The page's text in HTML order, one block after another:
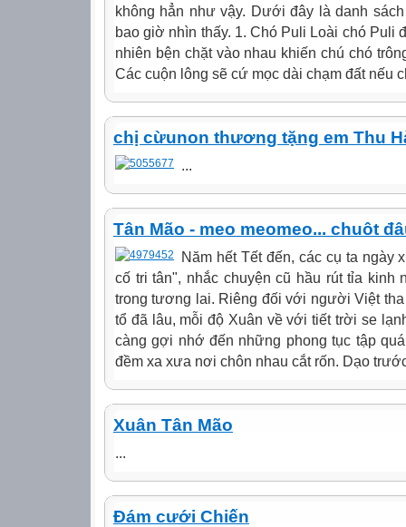
không hẳn như vậy. Dưới đây là danh
bao giờ nhìn thấy. 1. Chó Puli Loài chó Puli
nhiên bện chặt vào nhau khiến chú chó
Các cuộn lông sẽ cứ mọc dài chạm đất nếu
chị cừunon thương tặng em Thu
...
Tân Mão - meo meomeo... chuôt
Năm hết Tết đến, các cụ ta
cố tri tân", nhắc chuyện cũ hầu rút tỉa kinh
trong tương lai. Riêng đối với người Việt
tổ đã lâu, mỗi độ Xuân về với tiết trời se
càng gợi nhớ đến những phong tục tập
đềm xa xưa nơi chôn nhau cắt rốn. Dạo
Xuân Tân Mão
...
Đám cưới Chiến